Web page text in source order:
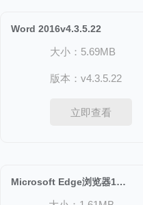
Word 2016v4.3.5.22
大小：5.69MB
版本：v4.3.5.22
立即查看
Microsoft Edge浏览器149.0.4022.98